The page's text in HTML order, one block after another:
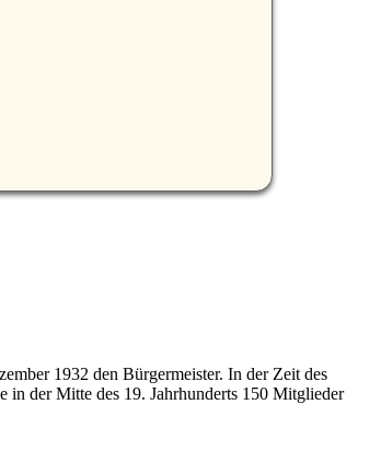
1932 den Bürgermeister. In der Zeit des
in der Mitte des 19. Jahrhunderts 150 Mitglieder